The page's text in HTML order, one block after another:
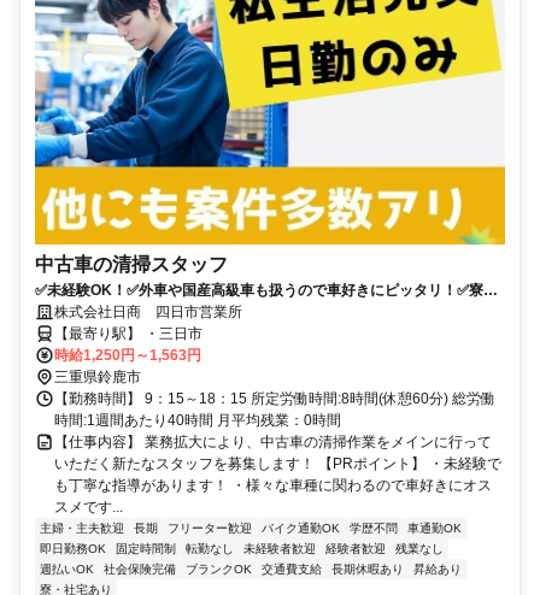
中古車の清掃スタッフ
✅未経験OK！✅外車や国産高級車も扱うので車好きにピッタリ！✅寮完
備✅週休2日
株式会社日商 四日市営業所
【最寄り駅】 ・三日市
時給1,250円～1,563円
三重県鈴鹿市
【勤務時間】 9：15～18：15 所定労働時間:8時間(休憩60分) 総労働
時間:1週間あたり40時間 月平均残業：0時間
【仕事内容】 業務拡大により、中古車の清掃作業をメインに行って
いただく新たなスタッフを募集します！ 【PRポイント】 ・未経験で
も丁寧な指導があります！ ・様々な車種に関わるので車好きにオス
スメです...
主婦・主夫歓迎 長期 フリーター歓迎 バイク通勤OK 学歴不問
車通勤OK
即日勤務OK
固定時間制 転勤なし 未経験者歓迎 経験者歓迎
残業なし
週払いOK
社会保険完備 ブランクOK 交通費支給 長期休暇あり
昇給あり
寮・社宅あり